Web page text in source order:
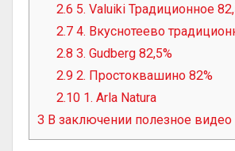
2.6 5. Valuiki Традиционное
2.7 4. Вкуснотеево
2.8 3. Gudberg 82,5%
2.9 2. Простоквашино 82%
2.10 1. Arla Natura
3 В заключении полезное видео